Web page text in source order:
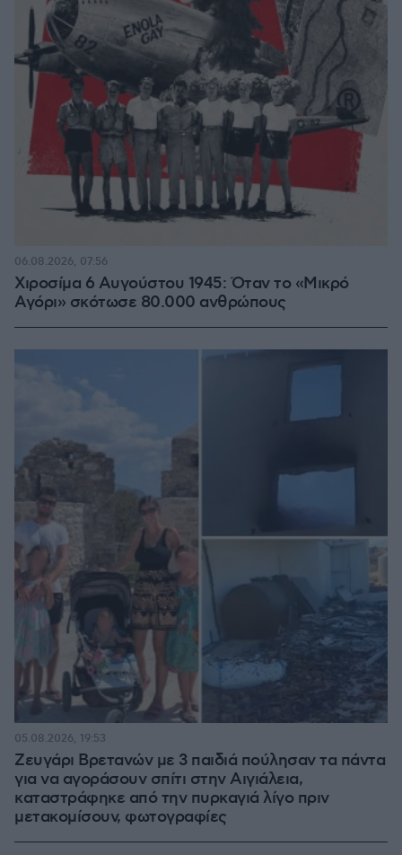
Χιροσίμα 6 Αυγούστου 1945: Όταν το «Μικρό
Αγόρι» σκότωσε 80.000 ανθρώπους
06.08.2026, 07:56
Ζευγάρι Βρετανών με 3 παιδιά πούλησαν τα πάντα
για να αγοράσουν σπίτι στην Αιγιάλεια,
καταστράφηκε από την πυρκαγιά λίγο πριν
μετακομίσουν, φωτογραφίες
05.08.2026, 19:53